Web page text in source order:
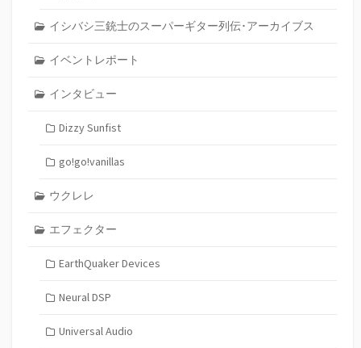
イシバシ三銃士のスーパーギター列伝･アーカイブス
イベントレポート
インタビュー
Dizzy Sunfist
go!go!vanillas
ウクレレ
エフェクター
EarthQuaker Devices
Neural DSP
Universal Audio